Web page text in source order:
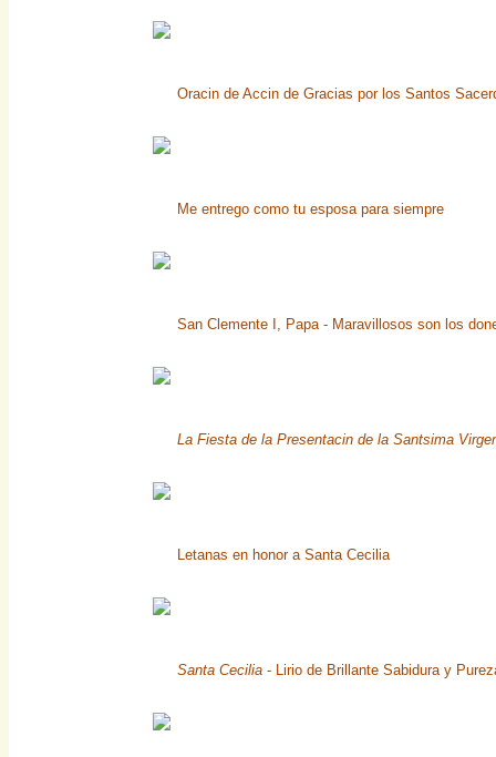
Oracin de Accin de Gracias por los Santos
Me entrego como tu esposa para siempre
San Clemente I, Papa - Maravillosos son los
La Fiesta de la Presentacin de la Santsima
Letanas en honor a Santa Cecilia
Santa Cecilia - Lirio de Brillante Sabidura y